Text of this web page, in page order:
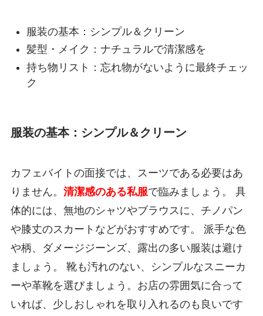
服装の基本：シンプル＆クリーン
髪型・メイク：ナチュラルで清潔感を
持ち物リスト：忘れ物がないように最終チェッ
ク
服装の基本：シンプル＆クリーン
カフェバイトの面接では、スーツである必要はあ
りません。 清潔感のある私服で臨みましょう。 具
体的には、無地のシャツやブラウスに、チノパン
や膝丈のスカートなどがおすすめです。 派手な色
や柄、ダメージジーンズ、露出の多い服装は避け
ましょう。 靴も汚れのない、シンプルなスニーカ
ーや革靴を選びましょう。お店の雰囲気に合って
いれば、少しおしゃれを取り入れるのも良いです